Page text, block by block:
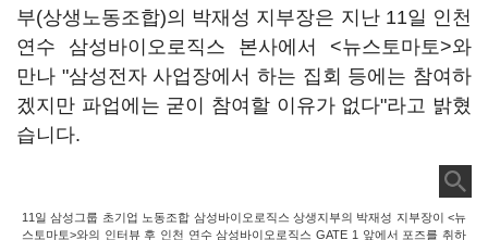
부(상생노동조합)의 박재성 지부장은 지난 11일 인천
연수 삼성바이오로직스 본사에서 <뉴스토마토>와
만나 "삼성전자 사업장에서 하는 집회 등에는 참여하
겠지만 파업에는 굳이 참여할 이유가 없다"라고 밝혔
습니다.
11일 삼성그룹 초기업 노동조합 삼성바이오로직스 상생지부의 박재성 지부장이 <뉴
스토마토>와의 인터뷰 후 인천 연수 삼성바이오로직스 GATE 1 앞에서 포즈를 취하